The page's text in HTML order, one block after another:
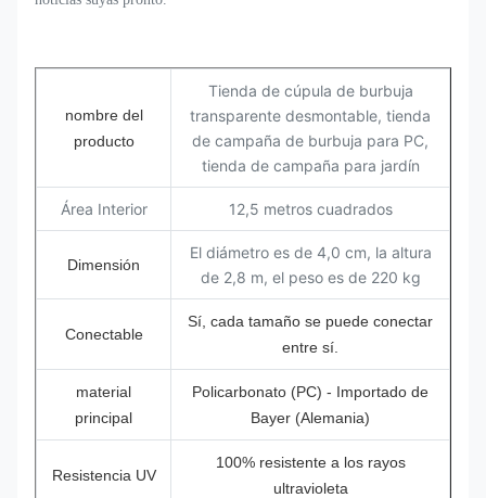
nombre del
producto
Tienda de cúpula de burbuja
transparente desmontable, tienda
de campaña de burbuja para PC,
tienda de campaña para jardín
Área Interior 12,5 metros cuadrados
Dimensión
El diámetro es de 4,0 cm, la altura
de 2,8 m, el peso es de 220 kg
Conectable
Sí, cada tamaño se puede conectar
entre sí.
material
principal
Policarbonato (PC) - Importado de
Bayer (Alemania)
Resistencia UV
100% resistente a los rayos
ultravioleta